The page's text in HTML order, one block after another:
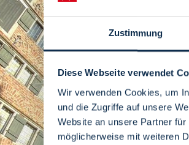
Zustimmung
Diese Webseite verwendet
Wir verwenden Cookies, um
und die Zugriffe auf unsere
Website an unsere Partner
möglicherweise mit weiteren